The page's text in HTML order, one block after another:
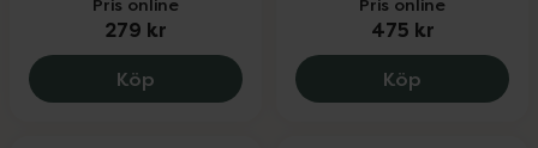
279 kr
Köp Q for Skin Quick Relief Shampoo, 279
475 kr
Köp Q for Skin